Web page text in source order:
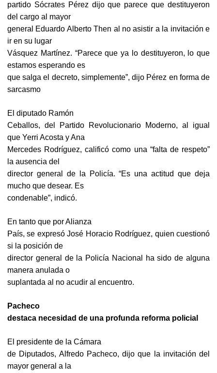
partido Sócrates Pérez dijo que parece que destituyeron
del cargo al mayor
general Eduardo Alberto Then al no asistir a la invitación e
ir en su lugar
Vásquez Martínez. “Parece que ya lo destituyeron, lo que
estamos esperando es
que salga el decreto, simplemente”, dijo Pérez en forma de
sarcasmo
El diputado Ramón
Ceballos, del Partido Revolucionario Moderno, al igual
que Yerri Acosta y Ana
Mercedes Rodríguez, calificó como una “falta de respeto”
la ausencia del
director general de la Policía. “Es una actitud que deja
mucho que desear. Es
condenable”, indicó.
En tanto que por Alianza
País, se expresó José Horacio Rodríguez, quien cuestionó
si la posición de
director general de la Policía Nacional ha sido de alguna
manera anulada o
suplantada al no acudir al encuentro.
Pacheco
destaca necesidad de una profunda reforma policial
El presidente de la Cámara
de Diputados, Alfredo Pacheco, dijo que la invitación del
mayor general a la